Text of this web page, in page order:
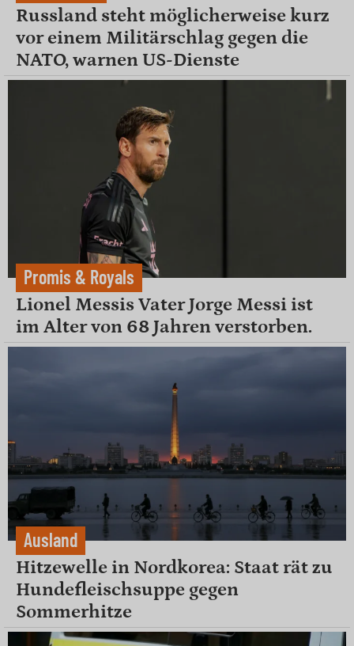
Russland steht möglicherweise kurz
vor einem Militärschlag gegen die
NATO, warnen US-Dienste
Promis & Royals
Lionel Messis Vater Jorge Messi ist
im Alter von 68 Jahren verstorben.
Ausland
Hitzewelle in Nordkorea: Staat rät zu
Hundefleischsuppe gegen
Sommerhitze